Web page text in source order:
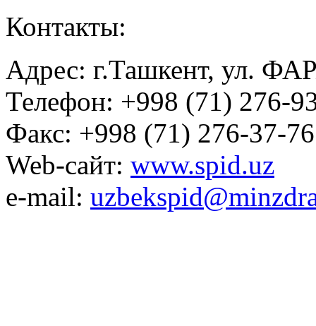
Контакты:
Адрес: г.Ташкент, ул.
Телефон: +998 (71) 276-
Факс: +998 (71) 276-37-76
Web-сайт: www.spid.uz
e-mail: